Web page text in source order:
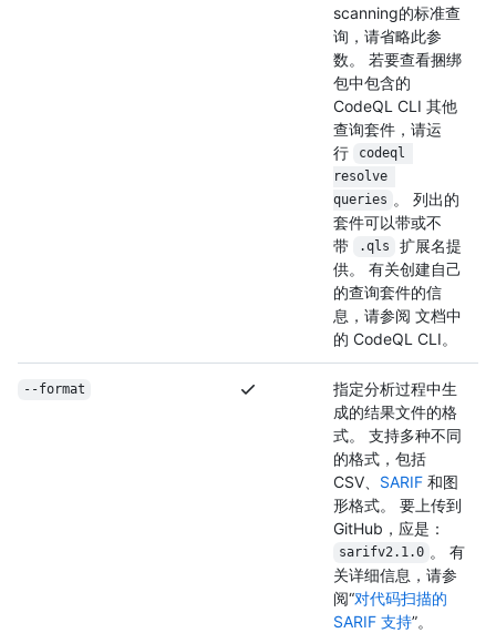
scanning的标准查
询，请省略此参
数。 若要查看捆绑
包中包含的
CodeQL CLI 其他
查询套件，请运
行
codeql
resolve
queries 。 列出的
套件可以带或不
带
.qls
扩展名提
供。 有关创建自己
的查询套件的信
息，请参阅 文档中
的 CodeQL CLI。
--format
指定分析过程中生
成的结果文件的格
式。 支持多种不同
的格式，包括
CSV、 SARIF 和图
形格式。 要上传到
GitHub，应是：
sarifv2.1.0 。 有
关详细信息，请参
阅“对代码扫描的
SARIF 支持”。